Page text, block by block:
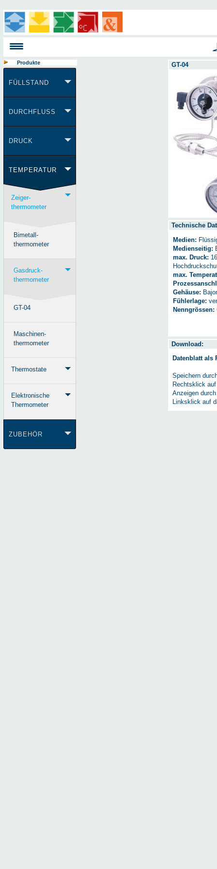
GT-04
Technische
Medien:
Medienseitig:
max. Druck:
max.
Gehäuse:
Fühlerlage:
Nenngrössen:
Download:
Datenblatt als
Speichern
Rechtsklick
Anzeigen durch
Linksklick auf
Produkte
FÜLLSTAND
DURCHFLUSS
DRUCK
TEMPERATUR
Zeiger-
thermometer
Bimetall-
thermometer
Gasdruck-
thermometer
GT-04
Maschinen-
thermometer
Thermostate
Elektronische
Thermometer
ZUBEHÖR